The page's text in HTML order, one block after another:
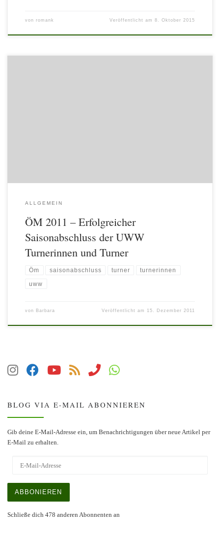
von romank Veröffentlicht am8. Oktober 2015
ALLGEMEIN
ÖM 2011 – Erfolgreicher
Saisonabschluss der UWW
Turnerinnen und Turner
Öm saisonabschluss turner turnerinnen
uww
von Barbara Veröffentlicht am 15. Dezember 2011
BLOG VIA E-MAIL ABONNIEREN
Gib deine E-Mail-Adresse ein, um Benachrichtigungen über neue Artikel per
E-Mail zu erhalten.
ABBONIEREN
Schließe dich 478 anderen Abonnenten an